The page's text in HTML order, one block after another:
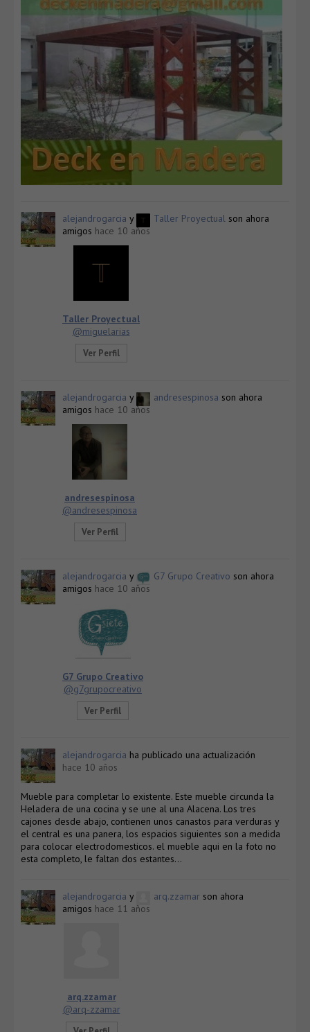
alejandrogarcia y Taller Proyectual son ahora
amigos hace 10 años
Taller Proyectual
@miguelarias
Ver Perfil
alejandrogarcia y andresespinosa son ahora
amigos hace 10 años
andresespinosa
@andresespinosa
Ver Perfil
alejandrogarcia y G7 Grupo Creativo son ahora
amigos hace 10 años
G7 Grupo Creativo
@g7grupocreativo
Ver Perfil
alejandrogarcia ha publicado una actualización
hace 10 años
Mueble para completar lo existente. Este mueble circunda la
Heladera de una cocina y se une al una Alacena. Los tres
cajones desde abajo, contienen unos canastos para verduras y
el central es una panera, los espacios siguientes son a medida
para colocar electrodomesticos. el mueble aqui en la foto no
esta completo, le faltan dos estantes…
alejandrogarcia y arq.zzamar son ahora
amigos hace 11 años
arq.zzamar
@arq-zzamar